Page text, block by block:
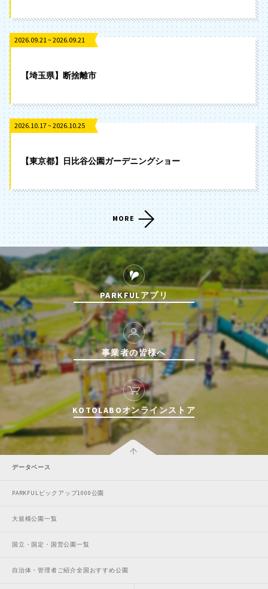
2026.09.21 ~ 2026.09.21
【埼玉県】断捨離市
2026.10.17 ~ 2026.10.25
【東京都】日比谷公園ガーデニングショー
MORE
PARKFULアプリ
事業者の皆様へ
KOTOLABOオンラインストア
データベース
PARKFULピックアップ1000公園
大規模公園一覧
国立・国定・国営公園一覧
自治体・管理者ご紹介全国おすすめ公園